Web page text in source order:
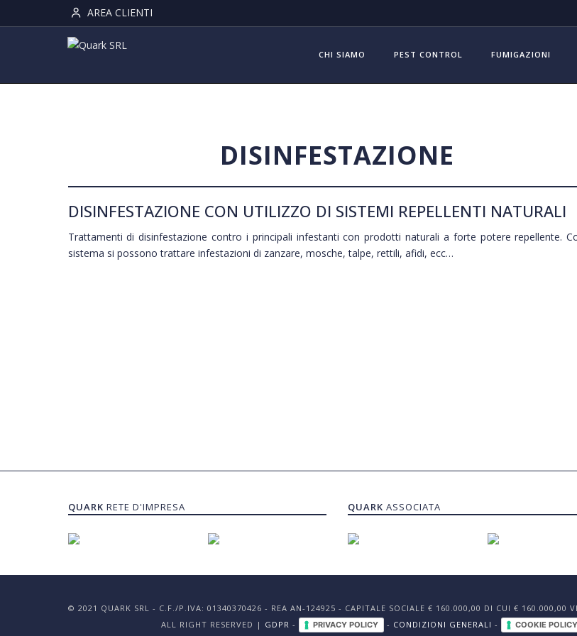
AREA CLIENTI
CHI SIAMO PEST CONTROL FUMIGAZIONI
DISINFESTAZIONE
DISINFESTAZIONE CON UTILIZZO DI SISTEMI REPELLENTI NATURALI
Trattamenti di disinfestazione contro i principali infestanti con prodotti naturali a forte potere repellente.
sistema si possono trattare infestazioni di zanzare, mosche, talpe, rettili, afidi, ecc…
QUARK RETE D'IMPRESA QUARK ASSOCIATA
© 2021 QUARK SRL - C.F./P.IVA: 01340370426 - REA AN-124925 - CAPITALE SOCIALE € 160.000,00 DI CUI € 160.000,00
ALL RIGHT RESERVED | GDPR - PRIVACY POLICY - CONDIZIONI GENERALI - COOKIE POLICY